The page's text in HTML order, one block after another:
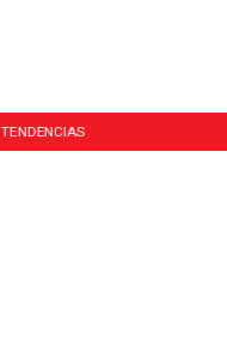
TENDENCIAS